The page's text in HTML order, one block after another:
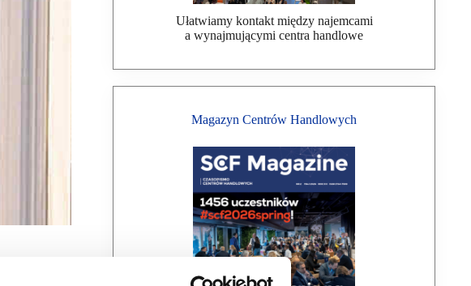
Ułatwiamy kontakt między najemcami
a wynajmującymi centra handlowe
Magazyn Centrów Handlowych